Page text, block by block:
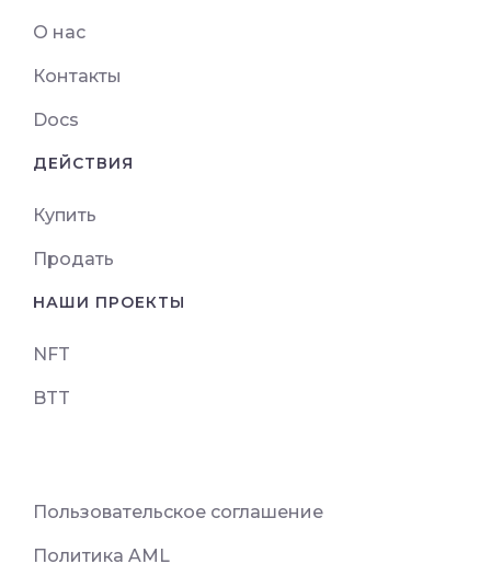
О нас
Контакты
Docs
ДЕЙСТВИЯ
Купить
Продать
НАШИ ПРОЕКТЫ
NFT
BTT
Пользовательское соглашение
Политика AML